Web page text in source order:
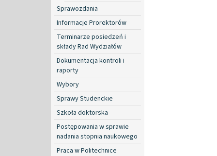
Sprawozdania
Informacje Prorektorów
Terminarze posiedzeń i
składy Rad Wydziałów
Dokumentacja kontroli i
raporty
Wybory
Sprawy Studenckie
Szkoła doktorska
Postępowania w sprawie
nadania stopnia naukowego
Praca w Politechnice